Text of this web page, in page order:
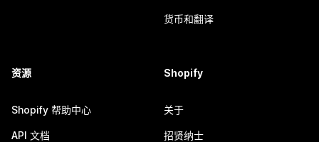
货币和翻译
资源
Shopify 帮助中心
API 文档
Shopify
关于
招贤纳士